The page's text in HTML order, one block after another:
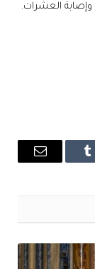
Tumblr
البريد